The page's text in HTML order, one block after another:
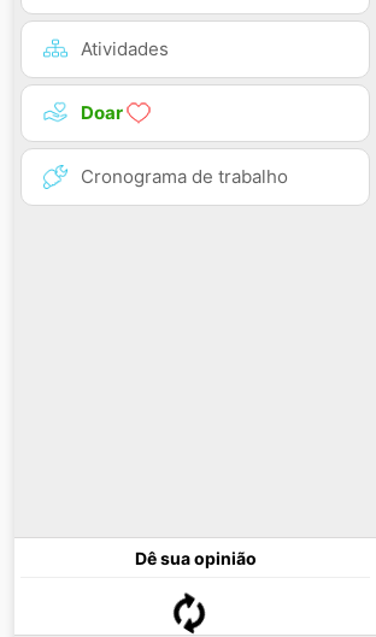
Atividades
Doar
Cronograma de trabalho
Dê sua opinião